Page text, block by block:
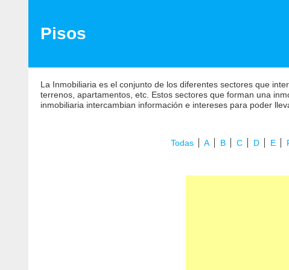
Pisos
La Inmobiliaria es el conjunto de los diferentes sectores que
terrenos, apartamentos, etc. Estos sectores que forman una
inmobiliaria intercambian información e intereses para poder
Todas A B C D E